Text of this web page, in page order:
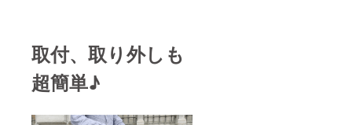
取付、取り外しも
超簡単♪